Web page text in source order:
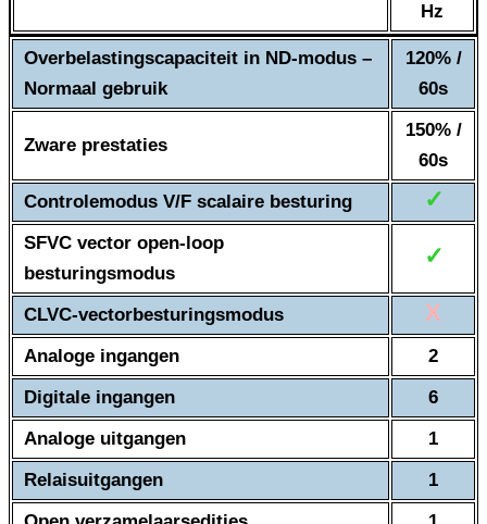
Hz
Overbelastingscapaciteit in ND-modus –
Normaal gebruik
120% /
60s
Zware prestaties
150% /
60s
Controlemodus V/F scalaire besturing
✓
SFVC vector open-loop
besturingsmodus
✓
CLVC-vectorbesturingsmodus X
Analoge ingangen
2
Digitale ingangen
6
Analoge uitgangen
1
Relaisuitgangen
1